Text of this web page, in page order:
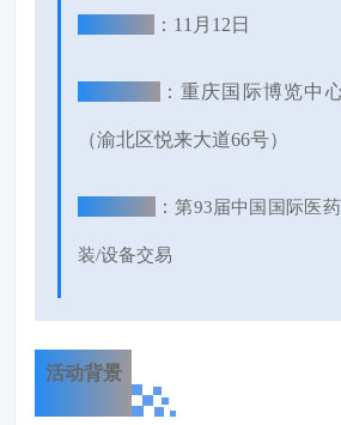
：11月12日
：重庆国际博览中
（渝北区悦来大道66号）
：第93届中国国际医
装/设备交易
活动背景